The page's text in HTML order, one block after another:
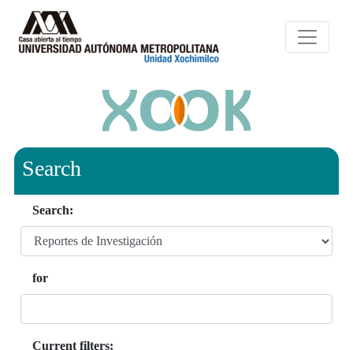
Search
Search:
for
Current filters: